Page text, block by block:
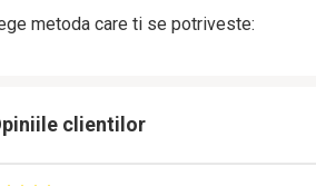
metoda care ti se potriveste:
clientilor